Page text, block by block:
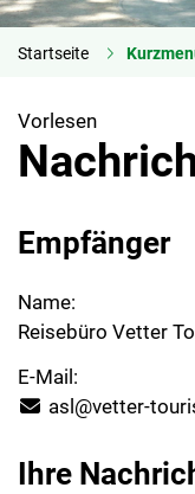
Startseite
Vorlesen
Empfänger
Name:
Reisebüro Vetter
E-Mail:
asl@vetter-
Ihre